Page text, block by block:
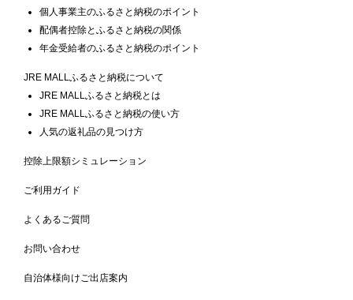
個人事業主のふるさと納税のポイント
配偶者控除とふるさと納税の関係
年金受給者のふるさと納税のポイント
JRE MALLふるさと納税について
JRE MALLふるさと納税とは
JRE MALLふるさと納税の使い方
人気の返礼品の見つけ方
控除上限額シミュレーション
ご利用ガイド
よくあるご質問
お問い合わせ
自治体様向けご出店案内